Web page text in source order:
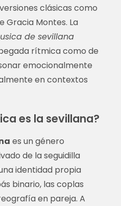
clásicas como
Gracia Montes. La
de sevillana
rítmica como de
emocionalmente
en contextos
es la sevillana?
es un género
de la seguidilla
identidad propia
binario, las coplas
en pareja. A